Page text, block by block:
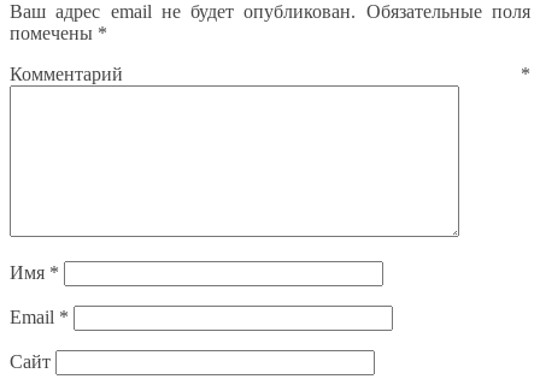
Ваш адрес email не будет опубликован. Обязательные поля
помечены *
Комментарий *
Имя *
Email *
Сайт